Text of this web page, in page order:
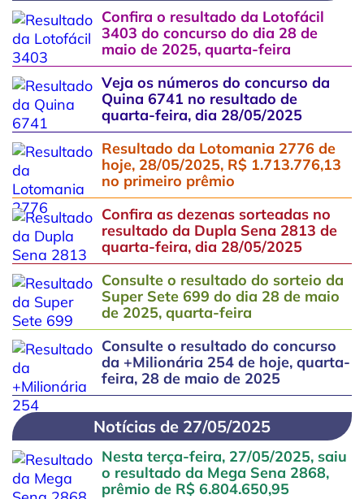
Confira o resultado da Lotofácil
3403 do concurso do dia 28 de
maio de 2025, quarta-feira
Veja os números do concurso da
Quina 6741 no resultado de
quarta-feira, dia 28/05/2025
Resultado da Lotomania 2776 de
hoje, 28/05/2025, R$ 1.713.776,13
no primeiro prêmio
Confira as dezenas sorteadas no
resultado da Dupla Sena 2813 de
quarta-feira, dia 28/05/2025
Consulte o resultado do sorteio da
Super Sete 699 do dia 28 de maio
de 2025, quarta-feira
Consulte o resultado do concurso
da +Milionária 254 de hoje, quarta-
feira, 28 de maio de 2025
Notícias de 27/05/2025
Nesta terça-feira, 27/05/2025, saiu
o resultado da Mega Sena 2868,
prêmio de R$ 6.804.650,95